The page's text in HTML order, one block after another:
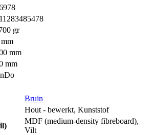
gr
mm
mm
Bruin
Hout - bewerkt, Kunststof
MDF (medium-density fibreboard),
Vilt